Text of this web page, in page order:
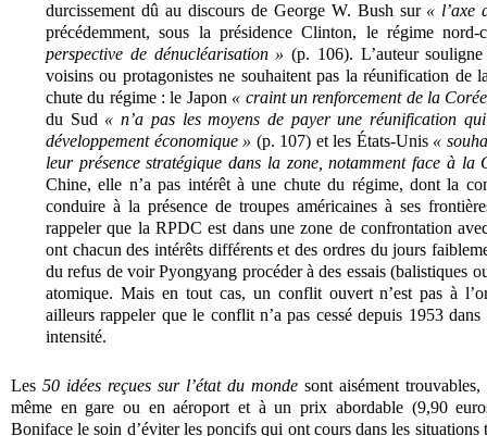
durcissement dû au discours de George W. Bush sur « l’axe
précédemment, sous la présidence Clinton, le régime
perspective de dénucléarisation » (p. 106). L’auteur
voisins ou protagonistes ne souhaitent pas la réunification de
chute du régime : le Japon « craint un renforcement de la
du Sud « n’a pas les moyens de payer une réunification
développement économique » (p. 107) et les États-Unis «
leur présence stratégique dans la zone, notamment face à la
Chine, elle n’a pas intérêt à une chute du régime, dont la
conduire à la présence de troupes américaines à ses
rappeler que la RPDC est dans une zone de confrontation
ont chacun des intérêts différents et des ordres du jours
du refus de voir Pyongyang procéder à des essais (balistiques
atomique. Mais en tout cas, un conflit ouvert n’est pas à
ailleurs rappeler que le conflit n’a pas cessé depuis 1953
intensité.
Les 50 idées reçues sur l’état du monde sont aisément
même en gare ou en aéroport et à un prix abordable (9,90
Boniface le soin d’éviter les poncifs qui ont cours dans les